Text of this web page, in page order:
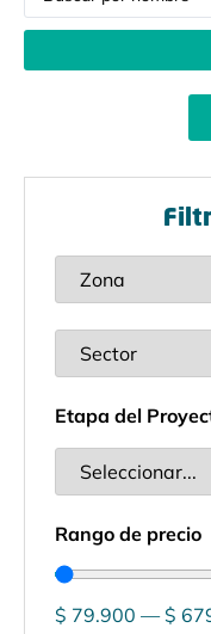
Etapa del
Rango de precio
$ 79.900 —$